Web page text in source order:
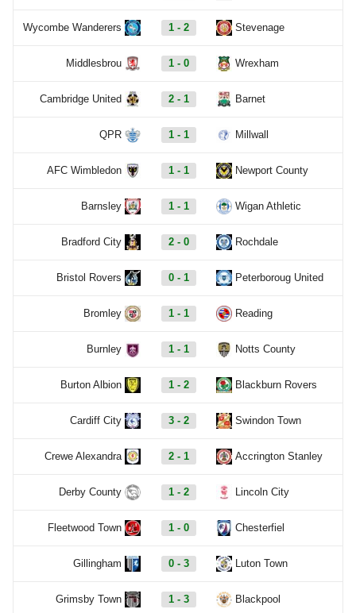
Wycombe Wanderers 1 - 2 Stevenage
Middlesbrou 1 - 0 Wrexham
Cambridge United 2 - 1 Barnet
QPR 1 - 1 Millwall
AFC Wimbledon 1 - 1 Newport County
Barnsley 1 - 1 Wigan Athletic
Bradford City 2 - 0 Rochdale
Bristol Rovers 0 - 1 Peterboroug United
Bromley 1 - 1 Reading
Burnley 1 - 1 Notts County
Burton Albion 1 - 2 Blackburn Rovers
Cardiff City 3 - 2 Swindon Town
Crewe Alexandra 2 - 1 Accrington Stanley
Derby County 1 - 2 Lincoln City
Fleetwood Town 1 - 0 Chesterfiel
Gillingham 0 - 3 Luton Town
Grimsby Town 1 - 3 Blackpool